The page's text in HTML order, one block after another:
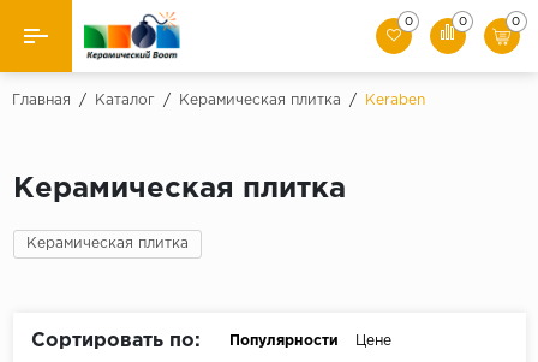
Назад
Керамическая плитка
Керамогранит
0 0 0
Главная / Каталог / Керамическая плитка / Keraben
Керамическая плитка
Керамическая плитка
Сортировать по: Популярности Цене